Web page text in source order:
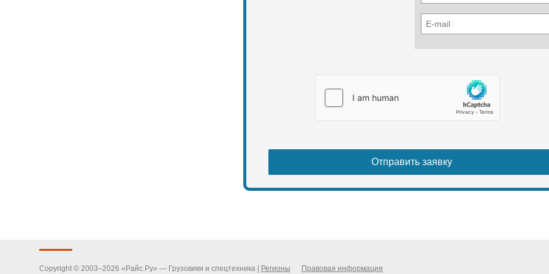
Copyright © 2003–2026 «Райс.Ру» — Грузовики и спецтехника | Регионы Правовая информация